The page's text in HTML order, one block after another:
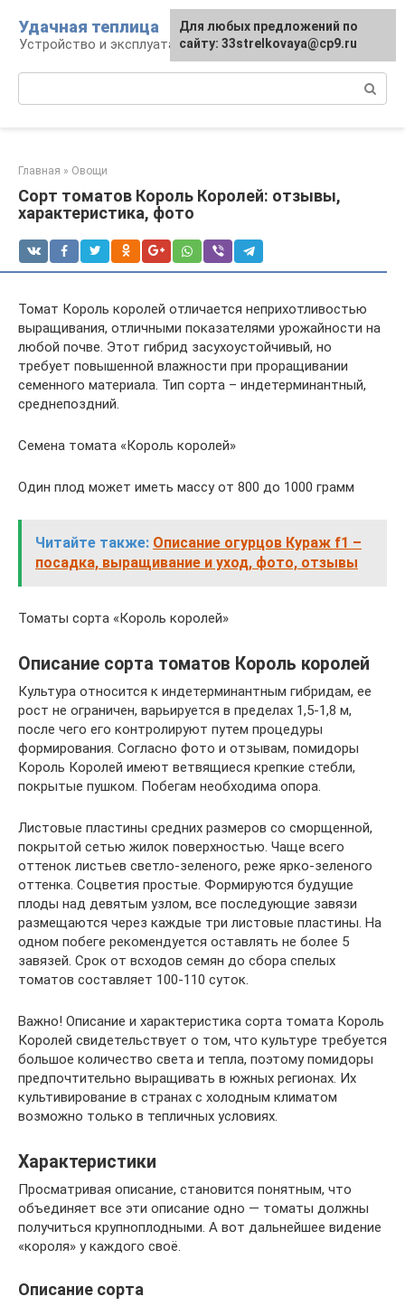
контенту
Удачная теплица
Устройство и эксплуатация теплиц
Главная » Овощи
Сорт томатов Король Королей: отзывы,
характеристика, фото
Томат Король королей отличается неприхотливостью
выращивания, отличными показателями урожайности на
любой почве. Этот гибрид засухоустойчивый, но
требует повышенной влажности при проращивании
семенного материала. Тип сорта – индетерминантный,
среднепоздний.
Семена томата «Король королей»
Один плод может иметь массу от 800 до 1000 грамм
Читайте также: Описание огурцов Кураж f1 –
посадка, выращивание и уход, фото, отзывы
Томаты сорта «Король королей»
Описание сорта томатов Король королей
Культура относится к индетерминантным гибридам, ее
рост не ограничен, варьируется в пределах 1,5-1,8 м,
после чего его контролируют путем процедуры
формирования. Согласно фото и отзывам, помидоры
Король Королей имеют ветвящиеся крепкие стебли,
покрытые пушком. Побегам необходима опора.
Листовые пластины средних размеров со сморщенной,
покрытой сетью жилок поверхностью. Чаще всего
оттенок листьев светло-зеленого, реже ярко-зеленого
оттенка. Соцветия простые. Формируются будущие
плоды над девятым узлом, все последующие завязи
размещаются через каждые три листовые пластины. На
одном побеге рекомендуется оставлять не более 5
завязей. Срок от всходов семян до сбора спелых
томатов составляет 100-110 суток.
Важно! Описание и характеристика сорта томата Король
Королей свидетельствует о том, что культуре требуется
большое количество света и тепла, поэтому помидоры
предпочтительно выращивать в южных регионах. Их
культивирование в странах с холодным климатом
возможно только в тепличных условиях.
Характеристики
Просматривая описание, становится понятным, что
объединяет все эти описание одно — томаты должны
получиться крупноплодными. А вот дальнейшее видение
«короля» у каждого своё.
Описание сорта
Для любых предложений по
сайту: 33strelkovaya@cp9.ru